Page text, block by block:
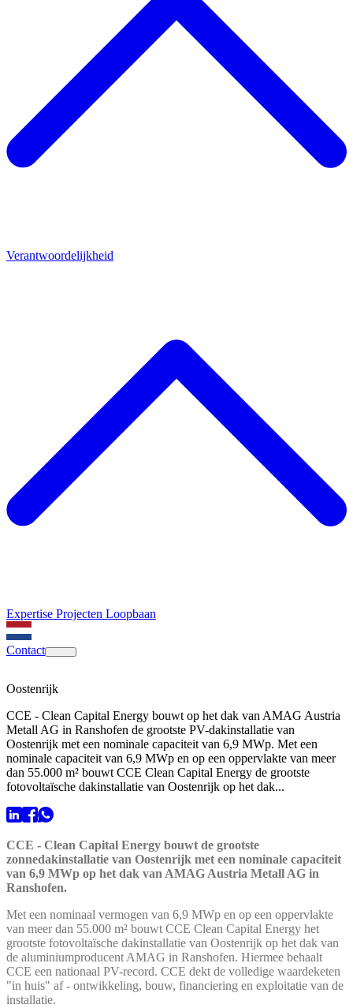
Verantwoordelijkheid
Expertise Projecten Loopbaan
Contact
Oostenrijk
CCE - Clean Capital Energy bouwt op het dak van AMAG Austria
Metall AG in Ranshofen de grootste PV-dakinstallatie van
Oostenrijk met een nominale capaciteit van 6,9 MWp. Met een
nominale capaciteit van 6,9 MWp en op een oppervlakte van meer
dan 55.000 m² bouwt CCE Clean Capital Energy de grootste
fotovoltaïsche dakinstallatie van Oostenrijk op het dak...
CCE - Clean Capital Energy bouwt de grootste
zonnedakinstallatie van Oostenrijk met een nominale capaciteit
van 6,9 MWp op het dak van AMAG Austria Metall AG in
Ranshofen.
Met een nominaal vermogen van 6,9 MWp en op een oppervlakte
van meer dan 55.000 m² bouwt CCE Clean Capital Energy het
grootste fotovoltaïsche dakinstallatie van Oostenrijk op het dak van
de aluminiumproducent AMAG in Ranshofen. Hiermee behaalt
CCE een nationaal PV-record. CCE dekt de volledige waardeketen
"in huis" af - ontwikkeling, bouw, financiering en exploitatie van de
installatie.